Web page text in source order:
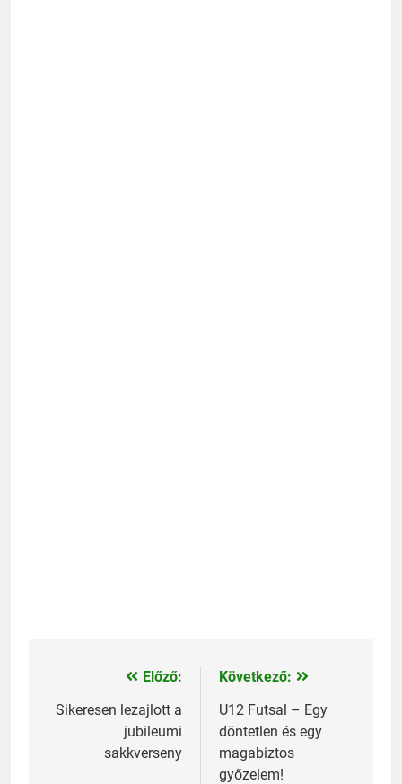
Bejegyzés
navigáció
Előző:
Sikeresen lezajlott a
jubileumi
sakkverseny
Következő:
U12 Futsal – Egy
döntetlen és egy
magabiztos
győzelem!